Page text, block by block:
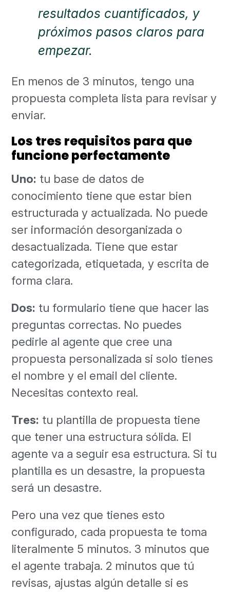
resultados cuantificados, y
próximos pasos claros para
empezar.
En menos de 3 minutos, tengo una
propuesta completa lista para revisar y
enviar.
Los tres requisitos para que
funcione perfectamente
Uno: tu base de datos de
conocimiento tiene que estar bien
estructurada y actualizada. No puede
ser información desorganizada o
desactualizada. Tiene que estar
categorizada, etiquetada, y escrita de
forma clara.
Dos: tu formulario tiene que hacer las
preguntas correctas. No puedes
pedirle al agente que cree una
propuesta personalizada si solo tienes
el nombre y el email del cliente.
Necesitas contexto real.
Tres: tu plantilla de propuesta tiene
que tener una estructura sólida. El
agente va a seguir esa estructura. Si tu
plantilla es un desastre, la propuesta
será un desastre.
Pero una vez que tienes esto
configurado, cada propuesta te toma
literalmente 5 minutos. 3 minutos que
el agente trabaja. 2 minutos que tú
revisas, ajustas algún detalle si es